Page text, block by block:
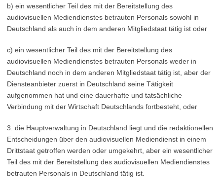
b) ein wesentlicher Teil des mit der Bereitstellung des
audiovisuellen Mediendienstes betrauten Personals sowohl in
Deutschland als auch in dem anderen Mitgliedstaat tätig ist oder
c) ein wesentlicher Teil des mit der Bereitstellung des
audiovisuellen Mediendienstes betrauten Personals weder in
Deutschland noch in dem anderen Mitgliedstaat tätig ist, aber der
Diensteanbieter zuerst in Deutschland seine Tätigkeit
aufgenommen hat und eine dauerhafte und tatsächliche
Verbindung mit der Wirtschaft Deutschlands fortbesteht, oder
3. die Hauptverwaltung in Deutschland liegt und die redaktionellen
Entscheidungen über den audiovisuellen Mediendienst in einem
Drittstaat getroffen werden oder umgekehrt, aber ein wesentlicher
Teil des mit der Bereitstellung des audiovisuellen Mediendienstes
betrauten Personals in Deutschland tätig ist.